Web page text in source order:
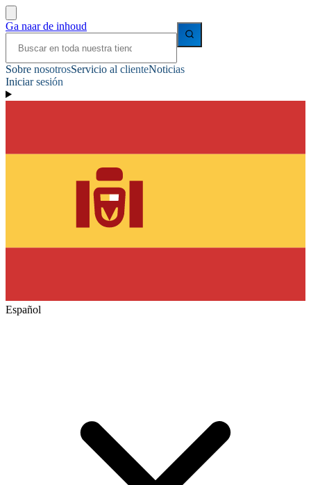
Ga naar de inhoud
Sobre nosotrosServicio al clienteNoticias
Iniciar sesión
Español